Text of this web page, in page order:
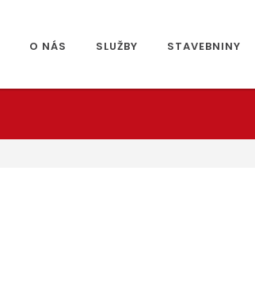
O NÁS SLUŽBY STAVEBNINY